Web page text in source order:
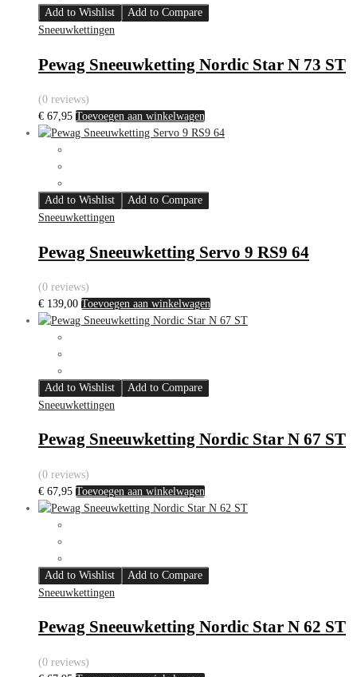
Add to Wishlist
Add to Compare
Sneeuwkettingen
Pewag Sneeuwketting Nordic Star N 73 ST
(0 reviews)
€ 67,95 Toevoegen aan winkelwagen
Add to Wishlist
Add to Compare
Sneeuwkettingen
Pewag Sneeuwketting Servo 9 RS9 64
(0 reviews)
€ 139,00 Toevoegen aan winkelwagen
Add to Wishlist
Add to Compare
Sneeuwkettingen
Pewag Sneeuwketting Nordic Star N 67 ST
(0 reviews)
€ 67,95 Toevoegen aan winkelwagen
Add to Wishlist
Add to Compare
Sneeuwkettingen
Pewag Sneeuwketting Nordic Star N 62 ST
(0 reviews)